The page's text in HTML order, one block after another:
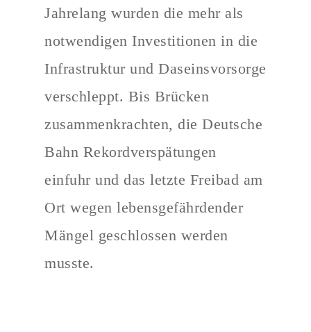
Jahrelang wurden die mehr als
notwendigen Investitionen in die
Infrastruktur und Daseinsvorsorge
verschleppt. Bis Brücken
zusammenkrachten, die Deutsche
Bahn Rekordverspätungen
einfuhr und das letzte Freibad am
Ort wegen lebensgefährdender
Mängel geschlossen werden
musste.